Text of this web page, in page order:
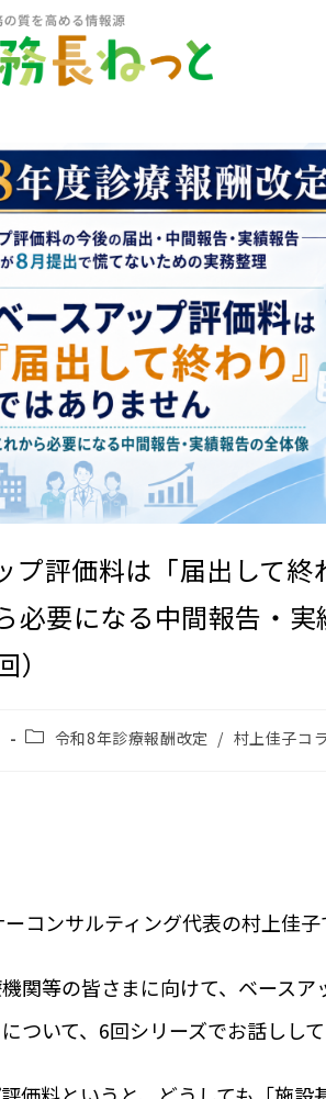
プ評価料は「届出して終
ら必要になる中間報告・
令和8年診療報酬改定 / 村上佳子コ
コンサルティング代表の村上佳子
関等の皆さまに向けて、ベース
ついて、6回シリーズでお話しして